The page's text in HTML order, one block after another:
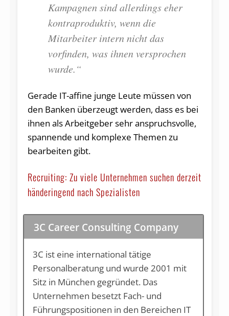
Kampagnen sind allerdings eher
kontraproduktiv, wenn die
Mitarbeiter intern nicht das
vorfinden, was ihnen versprochen
wurde.“
Gerade IT-affine junge Leute müssen von
den Banken überzeugt werden, dass es bei
ihnen als Arbeitgeber sehr anspruchsvolle,
spannende und komplexe Themen zu
bearbeiten gibt.
Recruiting: Zu viele Unternehmen suchen derzeit
händeringend nach Spezialisten
3C Career Consulting Company
3C ist eine international tätige
Personalberatung und wurde 2001 mit
Sitz in München gegründet. Das
Unternehmen besetzt Fach- und
Führungspositionen in den Bereichen IT